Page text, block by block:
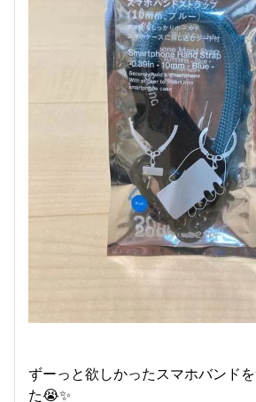
ずーっと欲しかったスマホバンド
た😭✨️